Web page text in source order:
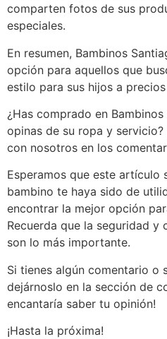
comparten fotos de sus
especiales.
En resumen, Bambinos
opción para aquellos que
estilo para sus hijos a
¿Has comprado en
opinas de su ropa y
con nosotros en los
Esperamos que este artículo
bambino te haya sido de
encontrar la mejor opción
Recuerda que la seguridad
son lo más importante.
Si tienes algún comentario o
dejárnoslo en la sección de
encantaría saber tu opinión!
¡Hasta la próxima!